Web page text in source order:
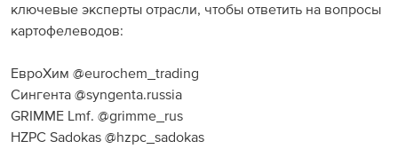
ключевые эксперты отрасли, чтобы ответить на вопросы
картофелеводов:
ЕвроХим @eurochem_trading
Сингента @syngenta.russia
GRIMME Lmf. @grimme_rus
HZPC Sadokas @hzpc_sadokas